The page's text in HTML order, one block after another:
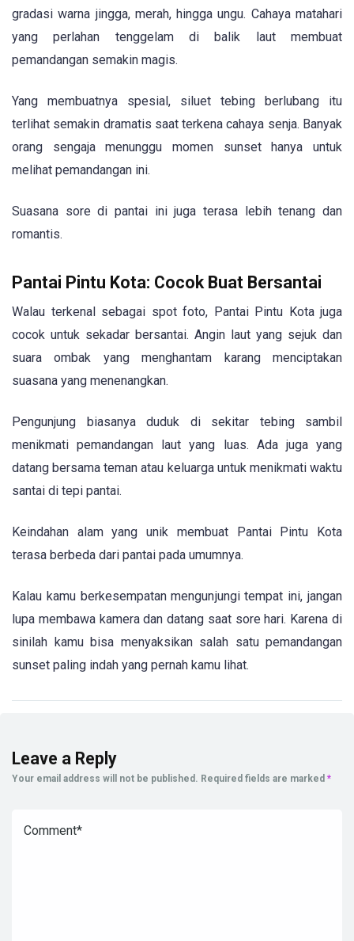
gradasi warna jingga, merah, hingga ungu. Cahaya matahari
yang perlahan tenggelam di balik laut membuat
pemandangan semakin magis.
Yang membuatnya spesial, siluet tebing berlubang itu
terlihat semakin dramatis saat terkena cahaya senja. Banyak
orang sengaja menunggu momen sunset hanya untuk
melihat pemandangan ini.
Suasana sore di pantai ini juga terasa lebih tenang dan
romantis.
Pantai Pintu Kota: Cocok Buat Bersantai
Walau terkenal sebagai spot foto, Pantai Pintu Kota juga
cocok untuk sekadar bersantai. Angin laut yang sejuk dan
suara ombak yang menghantam karang menciptakan
suasana yang menenangkan.
Pengunjung biasanya duduk di sekitar tebing sambil
menikmati pemandangan laut yang luas. Ada juga yang
datang bersama teman atau keluarga untuk menikmati waktu
santai di tepi pantai.
Keindahan alam yang unik membuat Pantai Pintu Kota
terasa berbeda dari pantai pada umumnya.
Kalau kamu berkesempatan mengunjungi tempat ini, jangan
lupa membawa kamera dan datang saat sore hari. Karena di
sinilah kamu bisa menyaksikan salah satu pemandangan
sunset paling indah yang pernah kamu lihat.
Leave a Reply
Your email address will not be published. Required fields are marked *